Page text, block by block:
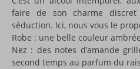
faire de son charme
séduction. Ici, nous vous le
Robe : une belle couleur ambrée
Nez : des notes d’amande
second temps au parfum du